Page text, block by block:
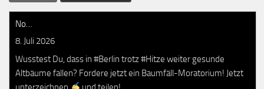
No…
8. Juli 2026
Wusstest Du, dass in #Berlin trotz #Hitze weiter gesunde
Altbäume fallen? Fordere jetzt ein Baumfäll-Moratorium! Jetzt